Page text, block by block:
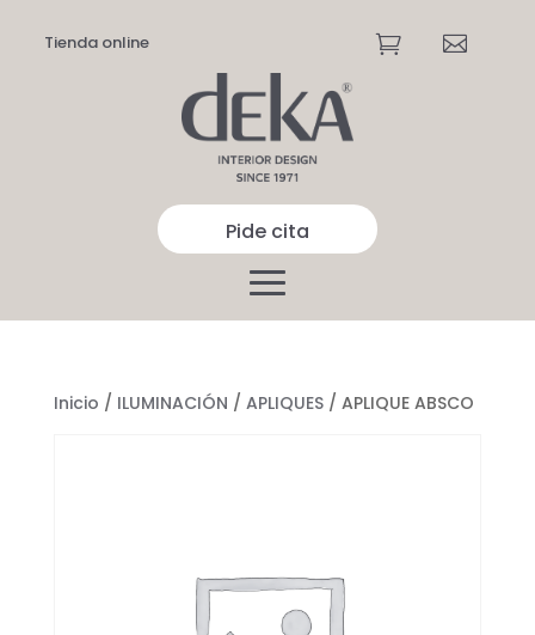
Tienda online  
Pide cita
Inicio / ILUMINACIÓN / APLIQUES/ APLIQUE ABSCO